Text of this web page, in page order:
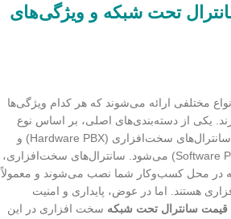
تحت شبکه و ویژگی‌های
مختلفی ارائه می‌شوند که هر کدام ویژگی‌ها
یکی از دسته‌بندی‌های اصلی، بر اساس نوع
سخت‌افزار است که شامل سانترال‌های سخت‌افزاری (Hardware PBX) و
سانترال‌های نرم‌افزاری (Software PBX) می‌شود. سانترال‌های سخت‌افزاری،
در محل کسب‌وکار شما نصب می‌شوند و معمولاً
هستند. اما در عوض، پایداری و امنیت
قیمت سانترال تحت شبکه سخت افزاری در این